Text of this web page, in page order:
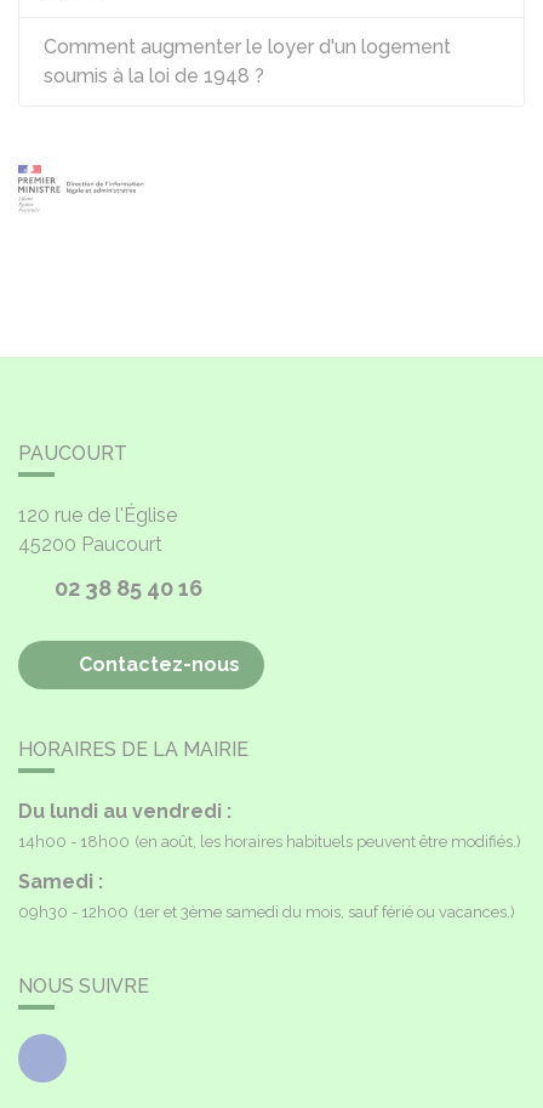
Comment augmenter le loyer d'un logement
soumis à la loi de 1948 ?
PAUCOURT
120 rue de l'Église
45200 Paucourt
02 38 85 40 16
Contactez-nous
HORAIRES DE LA MAIRIE
Du lundi au vendredi :
14h00 - 18h00 (en août, les horaires habituels peuvent être modifiés.)
Samedi :
09h30 - 12h00 (1er et 3ème samedi du mois, sauf férié ou vacances.)
NOUS SUIVRE
Facebook